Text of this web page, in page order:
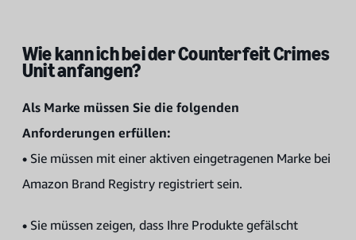
Wie kann ich bei der Counterfeit Crimes
Unit anfangen?
Als Marke müssen Sie die folgenden
Anforderungen erfüllen:
• Sie müssen mit einer aktiven eingetragenen Marke bei
Amazon Brand Registry registriert sein.
• Sie müssen zeigen, dass Ihre Produkte gefälscht